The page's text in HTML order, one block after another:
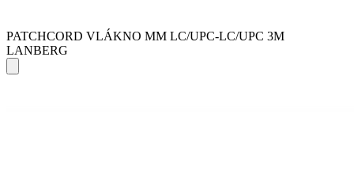
PATCHCORD VLÁKNO MM LC/UPC-LC/UPC 3M
LANBERG